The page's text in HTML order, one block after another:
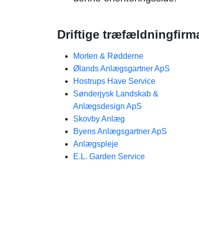
Driftige
Morten & Rødderne
Ølands Anlægsgartner ApS
Hostrups Have Service
Sønderjysk Landskab &
Anlægsdesign ApS
Skovby Anlæg
Byens Anlægsgartner ApS
Anlægspleje
E.L. Garden Service